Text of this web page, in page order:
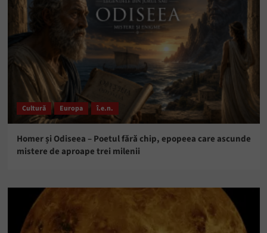
Cultură Europa î.e.n.
Homer și Odiseea – Poetul fără chip, epopeea care ascunde
mistere de aproape trei milenii